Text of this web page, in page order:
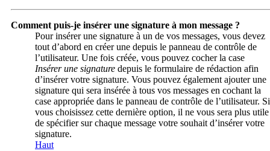
Comment puis-je insérer une signature à mon message ?
Pour insérer une signature à un de vos messages, vous devez
tout d’abord en créer une depuis le panneau de contrôle de
l’utilisateur. Une fois créée, vous pouvez cocher la case
Insérer une signature depuis le formulaire de rédaction afin
d’insérer votre signature. Vous pouvez également ajouter une
signature qui sera insérée à tous vos messages en cochant la
case appropriée dans le panneau de contrôle de l’utilisateur. Si
vous choisissez cette dernière option, il ne vous sera plus utile
de spécifier sur chaque message votre souhait d’insérer votre
signature.
Haut